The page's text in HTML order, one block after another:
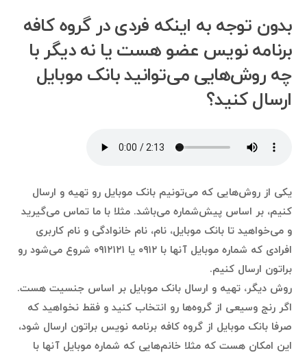
بدون توجه به اینکه فردی در گروه کافه
برنامه نویس عضو هست یا نه دیگر با
چه روش‌هایی می‌توانید بانک موبایل
ارسال کنید؟
یکی از روش‌هایی که می‌تونیم بانک موبایل رو تهیه و ارسال
کنیم، بر اساس پیش‌شماره می‌باشد. مثلا با ما تماس می‌گیرید
و می‌خواهید تا بانک موبایل، نام، نام خانوادگی و نام کاربری
افرادی که شماره موبایل آنها با ۰۹۱۲ یا ۰۹۱۲۱۲۱ شروع می‌شود رو
براتون ارسال کنیم.
روش دیگر، تهیه و ارسال بانک موبایل بر اساس جنسیت هست.
اگر رنج وسیعی از گروه‌ها رو انتخاب کنید و فقط نخواهید که
صرفا بانک موبایل از گروه کافه برنامه نویس براتون ارسال شود،
این امکان هست که مثلا خانم‌هایی که شماره موبایل آنها با